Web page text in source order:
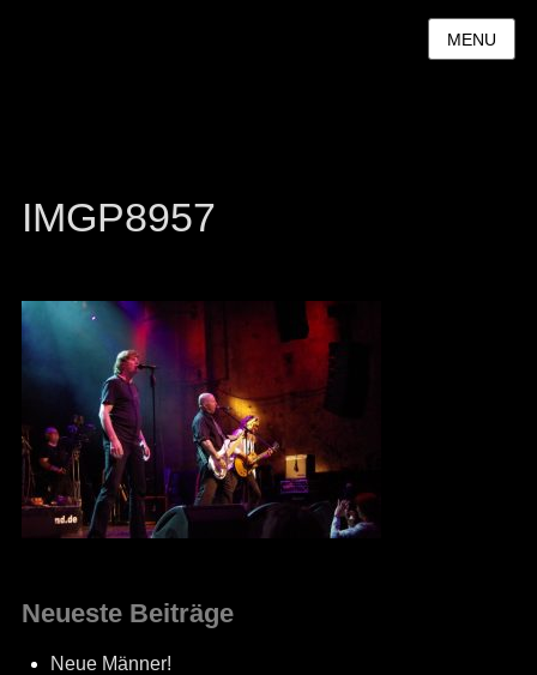
MENU
IMGP8957
Neueste Beiträge
Neue Männer!